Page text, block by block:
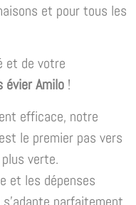
et pour tous les
et de votre
Amilo !
efficace, notre
le premier pas vers
verte.
et les dépenses